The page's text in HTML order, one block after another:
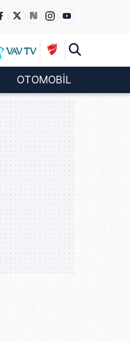
OTOMOBİL